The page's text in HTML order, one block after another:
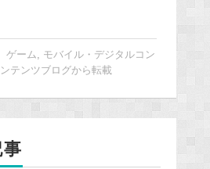
ゲーム, モバイル・デジタルコン
テンツブログから転載